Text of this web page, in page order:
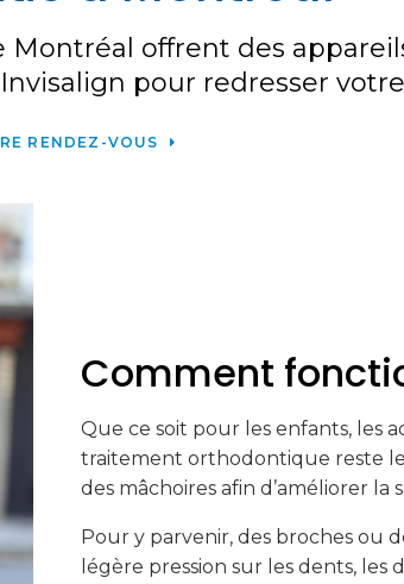
Montréal offrent des
pour redresser
RENDEZ-VOUS
Comment
Que ce soit pour les enfants, les
traitement orthodontique reste
des mâchoires afin d’améliorer
Pour y parvenir, des broches ou
légère pression sur les dents,